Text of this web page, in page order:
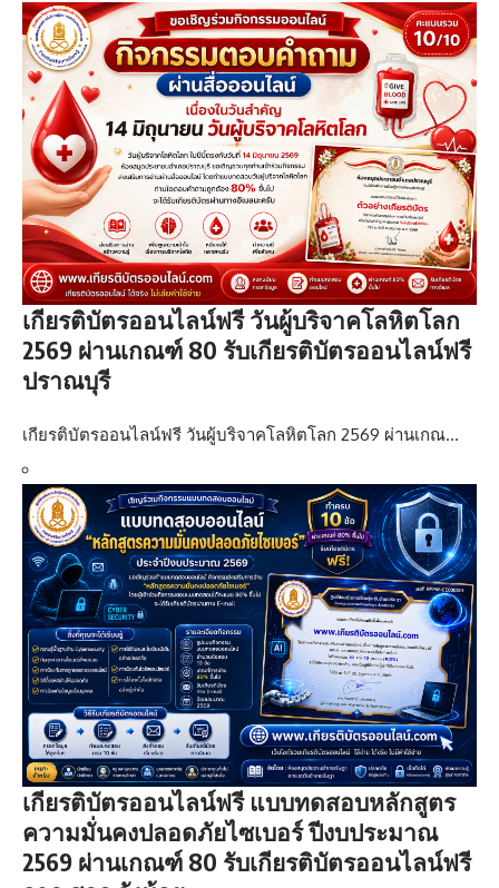
เกียรติบัตรออนไลน์ฟรี วันผู้บริจาคโลหิตโลก
2569 ผ่านเกณฑ์ 80 รับเกียรติบัตรออนไลน์ฟรี
ปราณบุรี
เกียรติบัตรออนไลน์ฟรี วันผู้บริจาคโลหิตโลก 2569 ผ่านเกณ…
เกียรติบัตรออนไลน์ฟรี แบบทดสอบหลักสูตร
ความมั่นคงปลอดภัยไซเบอร์ ปีงบประมาณ
2569 ผ่านเกณฑ์ 80 รับเกียรติบัตรออนไลน์ฟรี